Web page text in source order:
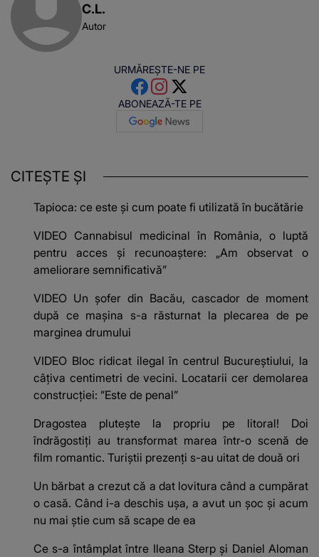
C.L.
Autor
URMĂREȘTE-NE PE
ABONEAZĂ-TE PE
CITEȘTE ȘI
Tapioca: ce este și cum poate fi utilizată în bucătărie
VIDEO Cannabisul medicinal în România, o luptă
pentru acces și recunoaștere: „Am observat o
ameliorare semnificativă”
VIDEO Un șofer din Bacău, cascador de moment
după ce mașina s-a răsturnat la plecarea de pe
marginea drumului
VIDEO Bloc ridicat ilegal în centrul Bucureștiului, la
câțiva centimetri de vecini. Locatarii cer demolarea
construcției: ”Este de penal”
Dragostea plutește la propriu pe litoral! Doi
îndrăgostiți au transformat marea într-o scenă de
film romantic. Turiștii prezenți s-au uitat de două ori
Un bărbat a crezut că a dat lovitura când a cumpărat
o casă. Când i-a deschis ușa, a avut un șoc și acum
nu mai știe cum să scape de ea
Ce s-a întâmplat între Ileana Sterp și Daniel Aloman